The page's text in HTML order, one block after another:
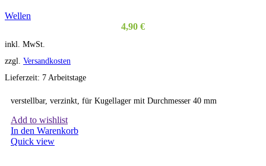
Wellen
4,90 €
inkl. MwSt.
zzgl. Versandkosten
Lieferzeit: 7 Arbeitstage
verstellbar, verzinkt, für Kugellager mit Durchmesser 40 mm
Add to wishlist
In den Warenkorb
Quick view